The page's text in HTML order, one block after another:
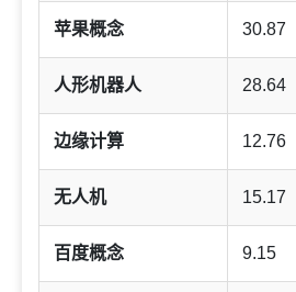
苹果概念 30.87
人形机器人 28.64
边缘计算 12.76
无人机 15.17
百度概念 9.15